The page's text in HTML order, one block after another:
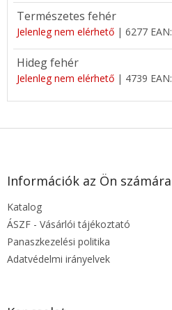
Természetes fehér
Jelenleg nem elérhető | 6277 EAN:
Hideg fehér
Jelenleg nem elérhető | 4739 EAN:
L
Információk az Ön számára
Katalog
ÁSZF - Vásárlói tájékoztató
Panaszkezelési politika
Adatvédelmi irányelvek